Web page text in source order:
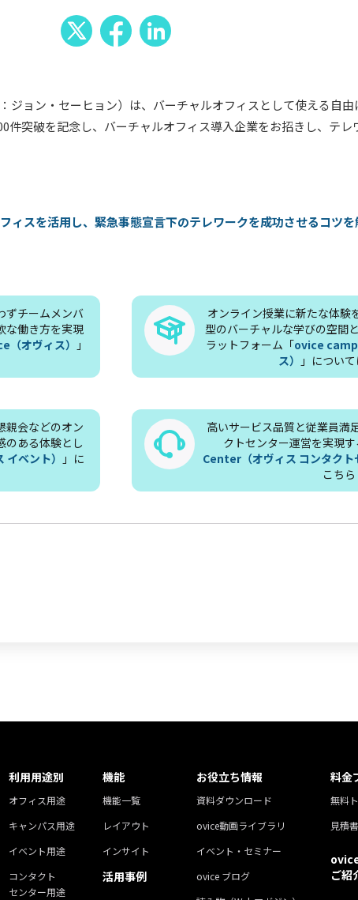
ジョン・セーヒョン）は、バーチャルオフィスとして使える自由
突破を記念し、バーチャルオフィス導入企業をお招きし、テレ
スを活用し、緊急事態宣言下のテレワークを成功させるコツを
ずチームメンバ
な働き方を実現
（オヴィス）
」
オンライン授業に新たな体験
型のバーチャルな学びの空間
ラットフォーム「ovice
ス）
」につい
親会などのオン
のある体験とし
ベント）
」に
高いサービス品質と従業員満
クトセンター運営を実現
Center（オヴィス コンタクト
こちら
利用用途別
オフィス用途
キャンパス用途
イベント用途
コンタクト
センター用途
機能
機能一覧
レイアウト
インサイト
活用事例
お役立ち情報
資料ダウンロード
ovice動画ライブラリ
イベント・セミナー
ovice ブログ
料金
無料
見積
ご紹